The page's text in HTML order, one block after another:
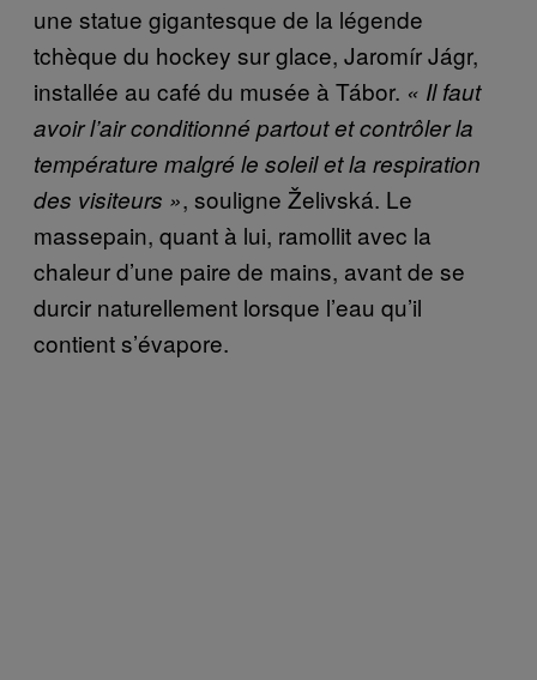
une statue gigantesque de la légende
tchèque du hockey sur glace, Jaromír Jágr,
installée au café du musée à Tábor. « Il faut
avoir l’air conditionné partout et contrôler la
température malgré le soleil et la respiration
des visiteurs », souligne Želivská. Le
massepain, quant à lui, ramollit avec la
chaleur d’une paire de mains, avant de se
durcir naturellement lorsque l’eau qu’il
contient s’évapore.